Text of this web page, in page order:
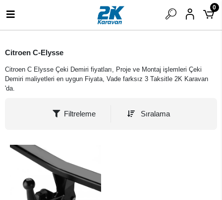
0
Citroen C-Elysse
Citroen C Elysse Çeki Demiri fiyatları, Proje ve Montaj işlemleri Çeki
Demiri maliyetleri en uygun Fiyata, Vade farksız 3 Taksitle 2K Karavan
'da.
Filtreleme Sıralama